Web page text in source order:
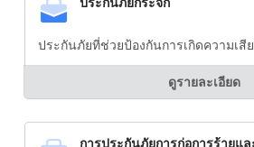
ประกันภัยที่ช่วยป้องกันการเกิดความเสี
ดูรายละเอียด
การประกันภัยการก่อการร้ายแ